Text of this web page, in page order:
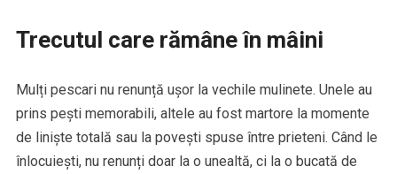
Trecutul care rămâne în mâini
Mulți pescari nu renunță ușor la vechile mulinete. Unele au
prins pești memorabili, altele au fost martore la momente
de liniște totală sau la povești spuse între prieteni. Când le
înlocuiești, nu renunți doar la o unealtă, ci la o bucată de